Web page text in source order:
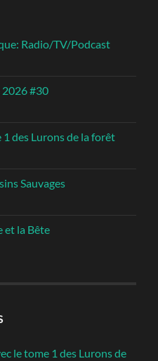
Radio/TV/Podcast
#30
1 des Lurons de la forêt
Sauvages
et la Bête
le tome 1 des Lurons de